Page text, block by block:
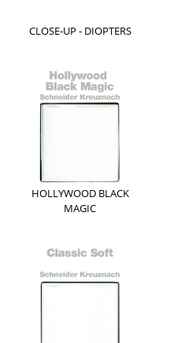
CLOSE-UP - DIOPTERS
HOLLYWOOD BLACK
MAGIC